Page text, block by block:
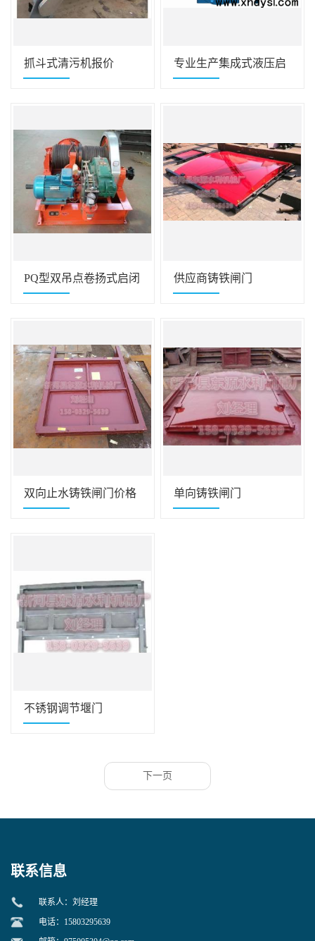
抓斗式清污机报价
专业生产集成式液压启
PQ型双吊点卷扬式启闭
供应商铸铁闸门
双向止水铸铁闸门价格 单向铸铁闸门
不锈钢调节堰门
下一页
联系信息
联系人：刘经理
电话：15803295639